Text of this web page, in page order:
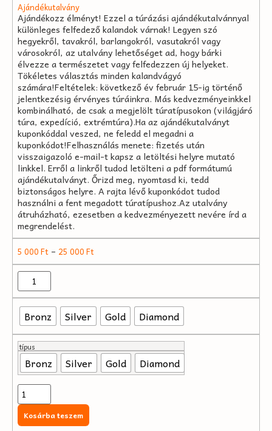
Ajándékutalvány
Ajándékozz élményt! Ezzel a túrázási ajándékutalvánnyal
különleges felfedező kalandok várnak! Legyen szó
hegyekről, tavakról, barlangokról, vasutakról vagy
városokról, az utalvány lehetőséget ad, hogy bárki
élvezze a természetet vagy felfedezzen új helyeket.
Tökéletes választás minden kalandvágyó
számára!Feltételek: következő év február 15-ig történő
jelentkezésig érvényes túráinkra. Más kedvezményeinkkel
kombinálható, de csak a megjelölt túratípusokon (világjáró
túra, expedíció, extrémtúra).Ha az ajándékutalványt
kuponkóddal veszed, ne feledd el megadni a
kuponkódot!Felhasználás menete: fizetés után
visszaigazoló e-mail-t kapsz a letöltési helyre mutató
linkkel. Erről a linkről tudod letölteni a pdf formátumú
ajándékutalványt. Őrizd meg, nyomtasd ki, tedd
biztonságos helyre. A rajta lévő kuponkódot tudod
használni a fent megadott túratípushoz.Az utalvány
átruházható, ezesetben a kedvezményezett nevére írd a
megrendelést.
5 000Ft – 25 000Ft
Bronz Silver Gold Diamond
típus
Bronz Silver Gold Diamond
Kosárba teszem